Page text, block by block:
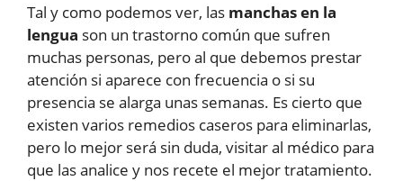
Tal y como podemos ver, las manchas en la
lengua son un trastorno común que sufren
muchas personas, pero al que debemos prestar
atención si aparece con frecuencia o si su
presencia se alarga unas semanas. Es cierto que
existen varios remedios caseros para eliminarlas,
pero lo mejor será sin duda, visitar al médico para
que las analice y nos recete el mejor tratamiento.